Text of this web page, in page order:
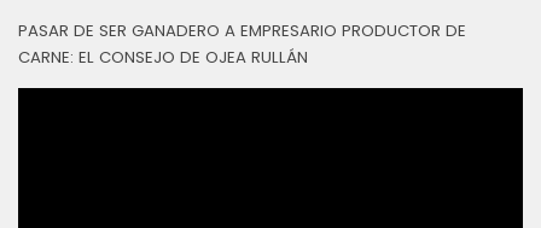
PASAR DE SER GANADERO A EMPRESARIO PRODUCTOR DE
CARNE: EL CONSEJO DE OJEA RULLÁN